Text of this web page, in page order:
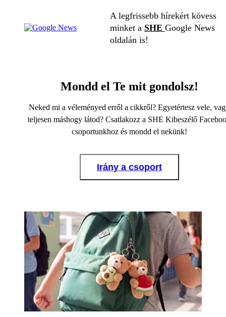
A legfrissebb hírekért kövess
minket a SHE Google News
oldalán is!
Mondd el Te mit gondolsz!
Neked mi a véleményed erről a cikkről? Egyetértesz vele,
teljesen máshogy látod? Csatlakozz a SHE Kibeszélő
csoportunkhoz és mondd el nekünk!
Irány a csoport